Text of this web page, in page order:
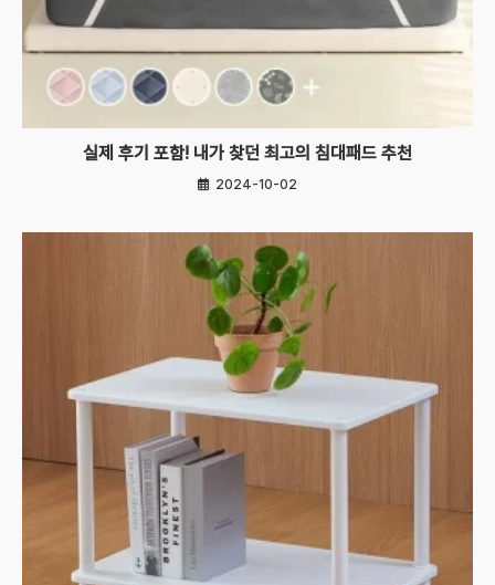
실제 후기 포함! 내가 찾던 최고의 침대패드 추천
2024-10-02